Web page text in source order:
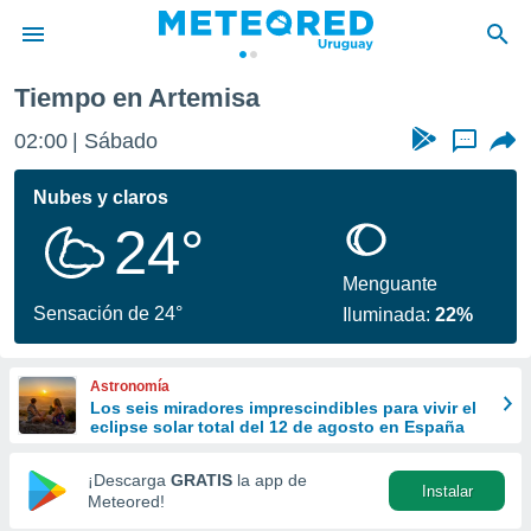
de
ha
calidad.
a este
las
y
forma
digital
basada
Tiempo en Artemisa
02:00 Sábado ...
Nubes y claros
24°
Sensación de 24°
Menguante
Iluminada:22%
Astronomía
Los seis miradores imprescindibles para vivir el
eclipse solar total del 12 de agosto en España
¡Descarga GRATIS la app de
Meteored!
Instalar